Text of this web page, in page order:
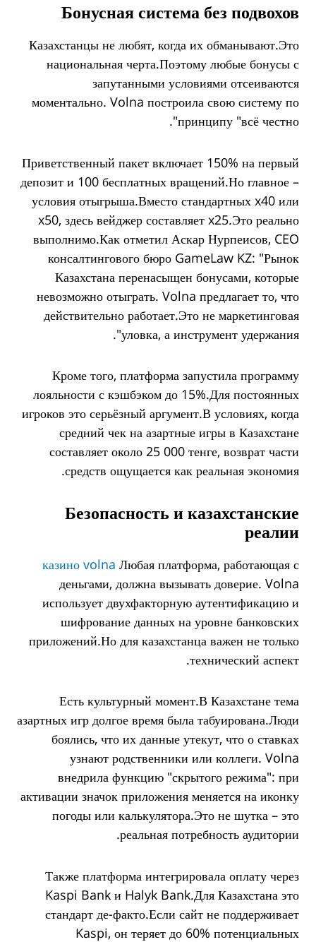
Бонусная система без подвохов
Казахстанцы не любят, когда их обманывают.Это
национальная черта.Поэтому любые бонусы с
запутанными условиями отсеиваются
моментально. Volna построила свою систему по
принципу "всё честно".
Приветственный пакет включает 150% на первый
депозит и 100 бесплатных вращений.Но главное –
условия отыгрыша.Вместо стандартных x40 или
x50, здесь вейджер составляет x25.Это реально
выполнимо.Как отметил Аскар Нурпеисов, CEO
консалтингового бюро GameLaw KZ: "Рынок
Казахстана перенасыщен бонусами, которые
невозможно отыграть. Volna предлагает то, что
действительно работает.Это не маркетинговая
уловка, а инструмент удержания".
Кроме того, платформа запустила программу
лояльности с кэшбэком до 15%.Для постоянных
игроков это серьёзный аргумент.В условиях, когда
средний чек на азартные игры в Казахстане
составляет около 25 000 тенге, возврат части
средств ощущается как реальная экономия.
Безопасность и казахстанские
реалии
казино volna Любая платформа, работающая с
деньгами, должна вызывать доверие. Volna
использует двухфакторную аутентификацию и
шифрование данных на уровне банковских
приложений.Но для казахстанца важен не только
технический аспект.
Есть культурный момент.В Казахстане тема
азартных игр долгое время была табуирована.Люди
боялись, что их данные утекут, что о ставках
узнают родственники или коллеги. Volna
внедрила функцию "скрытого режима": при
активации значок приложения меняется на иконку
погоды или калькулятора.Это не шутка – это
реальная потребность аудитории.
Также платформа интегрировала оплату через
Kaspi Bank и Halyk Bank.Для Казахстана это
стандарт де-факто.Если сайт не поддерживает
Kaspi, он теряет до 60% потенциальных